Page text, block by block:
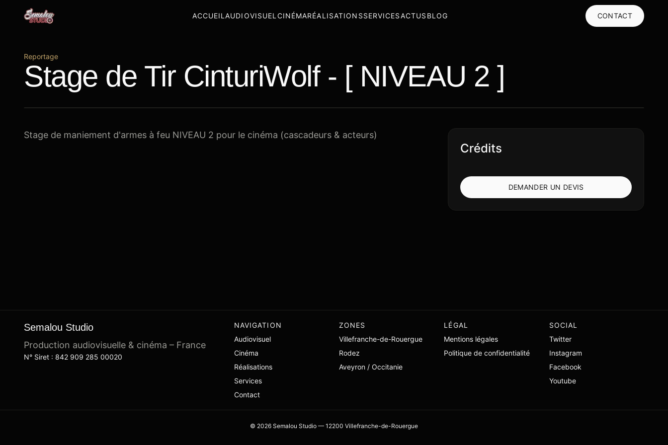
ACCUEILAUDIOVISUEL CINÉMARÉALISATIONSSERVICESACTUS BLOG CONTACT
Reportage
Stage de Tir CinturiWolf - [ NIVEAU 2 ]
Stage de maniement d'armes à feu NIVEAU 2 pour le cinéma (cascadeurs & acteurs)
Crédits
DEMANDER UN DEVIS
Semalou Studio
Production audiovisuelle & cinéma – France
N° Siret : 842 909 285 00020
NAVIGATION
Audiovisuel
Cinéma
Réalisations
Services
Contact
ZONES
Villefranche-de-Rouergue
Rodez
Aveyron / Occitanie
LÉGAL
Mentions légales
Politique de confidentialité
SOCIAL
Twitter
Instagram
Facebook
Youtube
© 2026 Semalou Studio — 12200 Villefranche-de-Rouergue